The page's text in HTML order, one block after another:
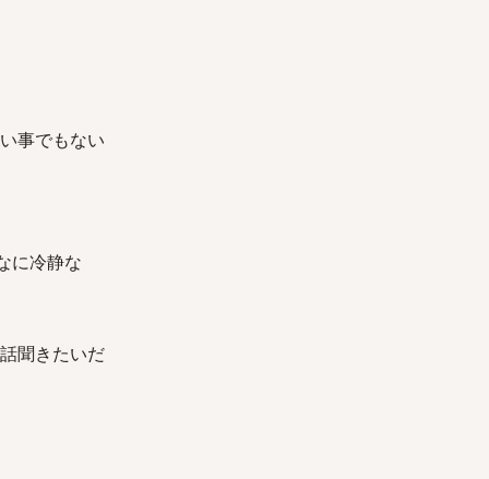
事でもない
に冷静な
聞きたいだ